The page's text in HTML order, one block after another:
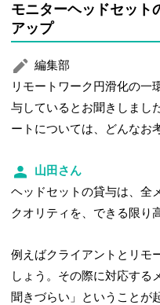
モニターヘッドセット
アップ
編集部
リモートワーク円滑化の一
与しているとお聞きしまし
ートについては、どんなお
山田さん
ヘッドセットの貸与は、全
クオリティを、できる限り
例えばクライアントとリモ
しょう。その際に対応する
聞きづらい」ということが